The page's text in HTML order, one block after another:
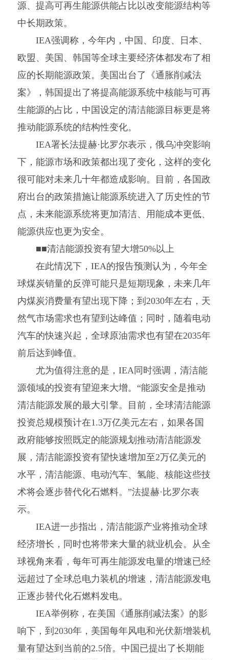
源、提高可再生能源供能占比以改变能源结构等
中长期政策。
IEA强调称，今年内，中国、印度、日本、
欧盟、美国、韩国等全球主要经济体都发布了相
应的长期能源政策。美国出台了《通胀削减法
案》，韩国提出了将提高能源系统中核能与可再
生能源的占比，中国设定的清洁能源目标更是将
推动能源系统的结构性变化。
IEA署长法提赫·比罗尔表示，俄乌冲突影响
下，能源市场和政策都出现了变化，这样的变化
很可能对未来几十年都造成影响。目前，各国政
府出台的政策措施让能源系统进入了历史性的节
点，未来能源系统将更加清洁、用能成本更低、
能源供应也更为安全。
■■清洁能源投资有望大增50%以上
在此情况下，IEA的报告预测认为，今年全
球煤炭销量的反弹可能只是短期现象，未来几年
内煤炭消费量有望出现下降；到2030年左右，天
然气市场需求也有望到达峰值；同时，随着电动
汽车的快速兴起，全球原油需求也有望在2035年
前后达到峰值。
尤为值得注意的是，IEA同时强调，清洁能
源领域的投资有望迎来大增。“能源安全是推动
清洁能源发展的最大引擎。目前，全球清洁能源
投资总规模预计在1.3万亿美元左右，如果各国
政府能够按照既定的能源规划推动清洁能源发
展，清洁能源投资有望快速增加至2万亿美元的
水平，清洁能源、电动汽车、氢能、核能这些技
术将会逐步替代化石燃料。”法提赫·比罗尔表
示。
IEA进一步指出，清洁能源产业将推动全球
经济增长，同时也将带来大量的就业机会。从全
球视角来看，每年可再生能源发电量的增速已经
远超过了全球总电力装机的增速，清洁能源发电
正逐步替代化石燃料发电。
IEA举例称，在美国《通胀削减法案》的影
响下，到2030年，美国每年风电和光伏新增装机
量有望达到当前的2.5倍。中国已提出了长期能